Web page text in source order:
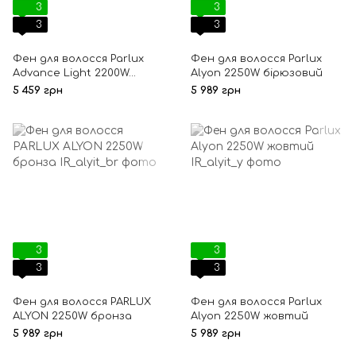
3
3
Фен для волосся Parlux
Advance Light 2200W
чорний
5 459 грн
3
3
Фен для волосся Parlux
Alyon 2250W бірюзовий
5 989 грн
3
3
Фен для волосся PARLUX
ALYON 2250W бронза
5 989 грн
3
3
Фен для волосся Parlux
Alyon 2250W жовтий
5 989 грн